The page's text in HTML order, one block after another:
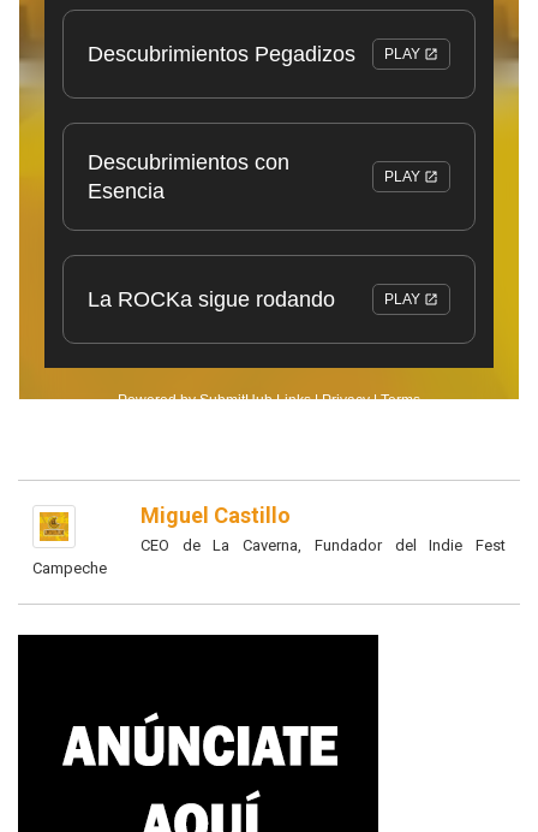
Miguel Castillo
CEO de La Caverna, Fundador del Indie Fest
Campeche